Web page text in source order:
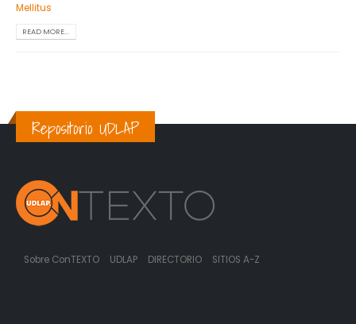
Mellitus
READ MORE...
Repositorio UDLAP
Sobre ConTEXTO UDLAP DIRECTORIO SITIOS A-Z